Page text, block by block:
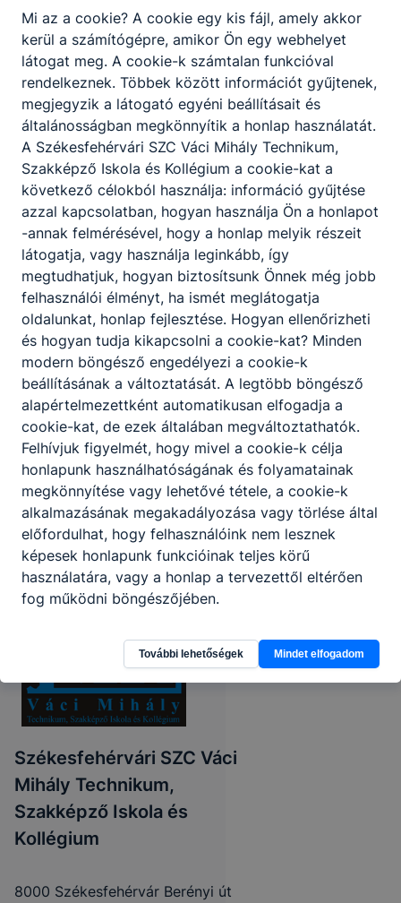
Gépjármű mechatronikai
technikus képzés
2026. máj. 6. admin
Partnereink
Székesfehérvári SZC Váci
Mihály Technikum,
Szakképző Iskola és
Kollégium
8000 Székesfehérvár Berényi út
Mi az a cookie? A cookie egy kis fájl, amely akkor
kerül a számítógépre, amikor Ön egy webhelyet
látogat meg. A cookie-k számtalan funkcióval
rendelkeznek. Többek között információt gyűjtenek,
megjegyzik a látogató egyéni beállításait és
általánosságban megkönnyítik a honlap használatát.
A Székesfehérvári SZC Váci Mihály Technikum,
Szakképző Iskola és Kollégium a cookie-kat a
következő célokból használja: információ gyűjtése
azzal kapcsolatban, hogyan használja Ön a honlapot
-annak felmérésével, hogy a honlap melyik részeit
látogatja, vagy használja leginkább, így
megtudhatjuk, hogyan biztosítsunk Önnek még jobb
felhasználói élményt, ha ismét meglátogatja
oldalunkat, honlap fejlesztése. Hogyan ellenőrizheti
és hogyan tudja kikapcsolni a cookie-kat? Minden
modern böngésző engedélyezi a cookie-k
beállításának a változtatását. A legtöbb böngésző
alapértelmezettként automatikusan elfogadja a
cookie-kat, de ezek általában megváltoztathatók.
Felhívjuk figyelmét, hogy mivel a cookie-k célja
honlapunk használhatóságának és folyamatainak
megkönnyítése vagy lehetővé tétele, a cookie-k
alkalmazásának megakadályozása vagy törlése által
előfordulhat, hogy felhasználóink nem lesznek
képesek honlapunk funkcióinak teljes körű
használatára, vagy a honlap a tervezettől eltérően
fog működni böngészőjében.
További lehetőségek Mindet elfogadom